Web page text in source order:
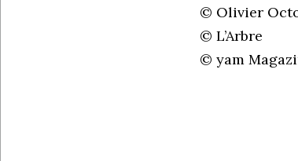
© Olivier
© L’Arbre
© yam